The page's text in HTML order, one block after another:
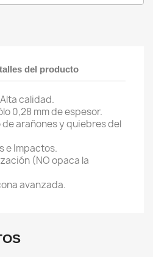
del producto
calidad.
0,28 mm de espesor.
arañones y quiebres del
e Impactos.
(NO opaca la
avanzada.
guardar productos en su lista de